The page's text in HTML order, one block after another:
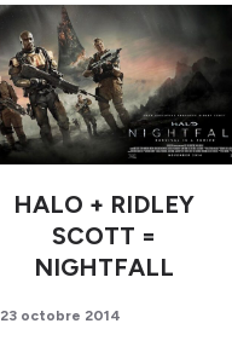
HALO + RIDLEY
SCOTT =
NIGHTFALL
23 octobre 2014